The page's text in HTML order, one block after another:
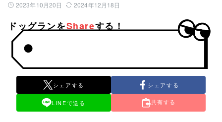
公開日：
2023年10月20日 最終更新日：
2024年12月18日
ドッグランをShareする！
シェアする シェアする
LINEで送る 共有する